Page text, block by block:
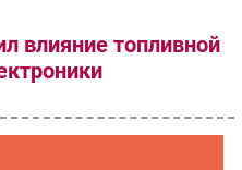
влияние топливной